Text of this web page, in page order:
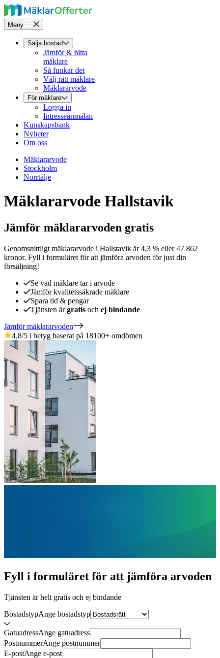
Meny
Sälja bostad
Jämför & hitta
mäklare
Så funkar det
Välj rätt mäklare
Mäklararvode
För mäklare
Logga in
Intresseanmälan
Kunskapsbank
Nyheter
Om oss
Mäklararvode
Stockholm
Norrtälje
Mäklararvode Hallstavik
Jämför mäklararvoden gratis
Genomsnittligt mäklararvode i Hallstavik är4,3 % eller47 862
kronor. Fyll i formuläret för att jämföra arvoden för just din
försäljning!
Se vad mäklare tar i arvode
Jämför kvalitetssäkrade mäklare
Spara tid & pengar
Tjänsten ärgratis och ej bindande
Jämför mäklararvoden
4,8/5 i betyg baserat på 18100+ omdömen
Fyll i formuläret för att jämföra arvoden
Tjänsten är helt gratis och ej bindande
BostadstypAnge bostadstyp
GatuadressAnge gatuadress
PostnummerAnge postnummer
E-postAnge e-post